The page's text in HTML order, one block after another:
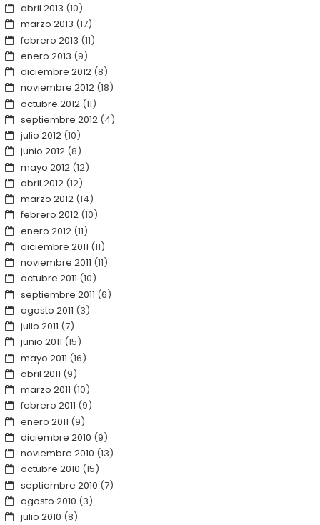
abril 2013 (10)
marzo 2013 (17)
febrero 2013 (11)
enero 2013 (9)
diciembre 2012(8)
noviembre 2012(18)
octubre 2012(11)
septiembre 2012(4)
julio 2012(10)
junio 2012(8)
mayo 2012(12)
abril 2012(12)
marzo 2012(14)
febrero 2012(10)
enero 2012(11)
diciembre 2011 (11)
noviembre 2011 (11)
octubre 2011 (10)
septiembre 2011 (6)
agosto 2011 (3)
julio 2011 (7)
junio 2011 (15)
mayo 2011 (16)
abril 2011 (9)
marzo 2011 (10)
febrero 2011 (9)
enero 2011 (9)
diciembre 2010 (9)
noviembre 2010 (13)
octubre 2010 (15)
septiembre 2010 (7)
agosto 2010 (3)
julio 2010 (8)